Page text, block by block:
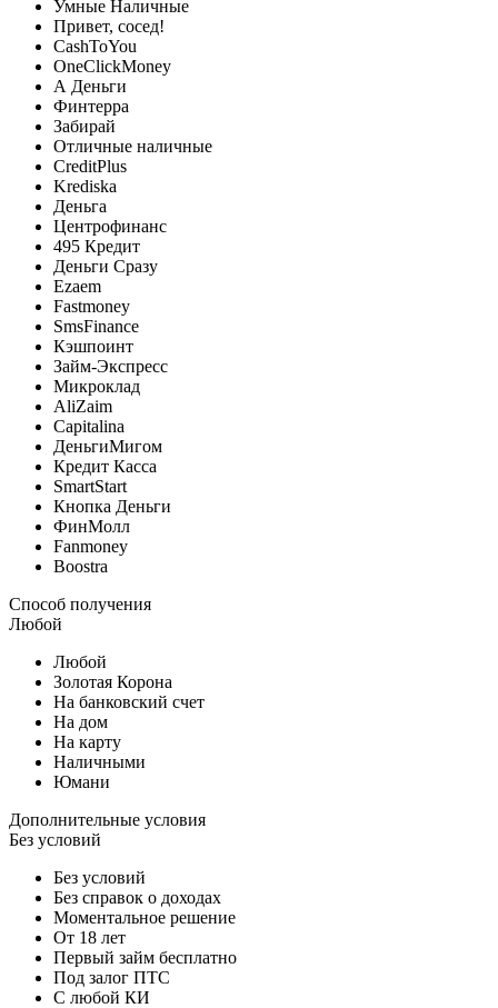
Умные Наличные
Привет, сосед!
CashToYou
OneClickMoney
А Деньги
Финтерра
Забирай
Отличные наличные
CreditPlus
Krediska
Деньга
Центрофинанс
495 Кредит
Деньги Сразу
Ezaem
Fastmoney
SmsFinance
Кэшпоинт
Займ-Экспресс
Микроклад
AliZaim
Capitalina
ДеньгиМигом
Кредит Касса
SmartStart
Кнопка Деньги
ФинМолл
Fanmoney
Boostra
Способ получения
Любой
Любой
Золотая Корона
На банковский счет
На дом
На карту
Наличными
Юмани
Дополнительные условия
Без условий
Без условий
Без справок о доходах
Моментальное решение
От 18 лет
Первый займ бесплатно
Под залог ПТС
С любой КИ